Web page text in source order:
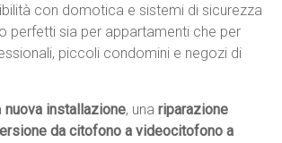
con domotica e sistemi di sicurezza
perfetti sia per appartamenti che per
piccoli condomini e negozi di
nuova installazione, unariparazione
da citofono a videocitofono a